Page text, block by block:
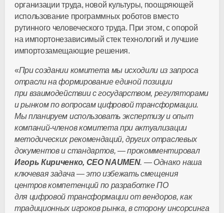
организации труда, новой культуры, поощряющей
использование программных роботов вместо
рутинного человеческого труда. При этом, с опорой
на импортонезависимый стек технологий и лучшие
импортозамещающие решения.
«При создании комитета мы исходили из запроса
отрасли на формирование единой позиции
при взаимодействии с государством, регуляторами
и рынком по вопросам цифровой трансформации.
Мы планируем использовать экспертизу и опыт
компаний-членов комитета при актуализации
методических рекомендаций, других отраслевых
документов и стандартов, — прокомментировал
Игорь Кириченко, CEO NAUMEN. — Однако наша
ключевая задача — это избежать смещения
центров компетенций по разработке ПО
для цифровой трансформации от вендоров, как
традиционных игроков рынка, в сторону инсорсинга